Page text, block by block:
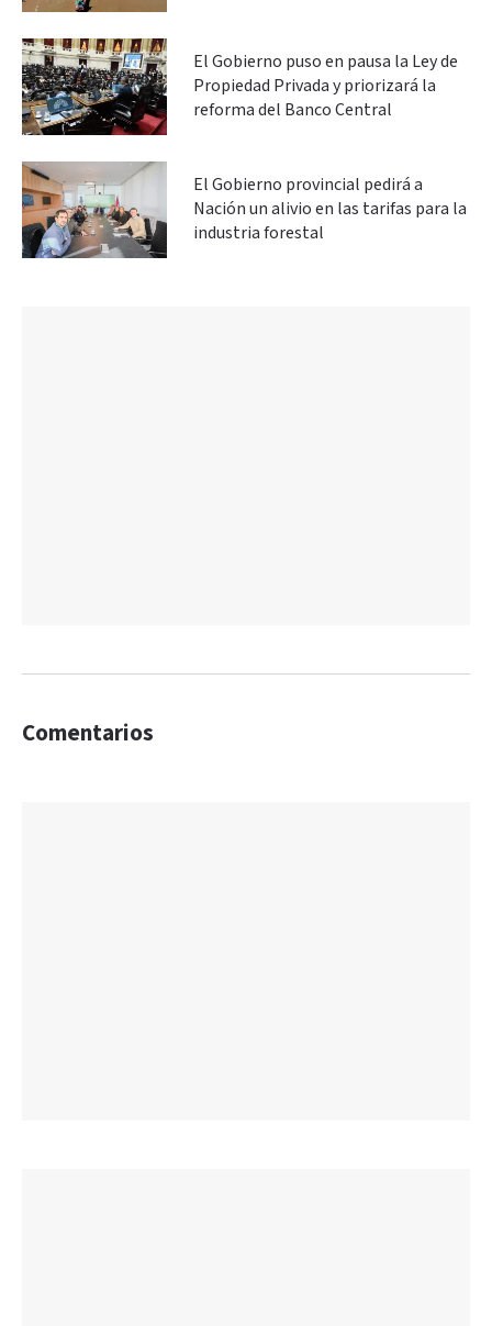
El Gobierno puso en pausa la Ley de
Propiedad Privada y priorizará la
reforma del Banco Central
El Gobierno provincial pedirá a
Nación un alivio en las tarifas para la
industria forestal
Comentarios